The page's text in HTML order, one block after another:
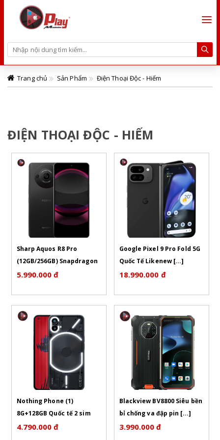
Trang chủ Sản Phẩm Điện Thoại Độc - Hiếm
ĐIỆN THOẠI ĐỘC - HIẾM
Sharp Aquos R8 Pro
(12GB/256GB) Snapdragon
8 Gen [...]
5.990.000 đ
TÌNH TRẠNG MÁY
- NGOẠI HÌNH ĐẸP TUYỂN
CHỌN ( Màn KHÔNG
CHẤM MỰC , KHÔNG ÁM
- GIÁ NGOÀI THỊ TRƯỜNG
RẺ HƠN SẼ LÀ HÀNG XẤU ,
HOẶC CHẤM MỰC , HOẶC
SẼ PHẢI MUA THÊM GÓI
BẢO HÀNH
- TẶNG KÈM SẠC NHANH
Google Pixel 9 Pro Fold 5G
Quốc Tế Likenew [...]
18.990.000 đ
PLAYMOBILE
CAM KẾT:
TÌNH TRẠNG MÁY
- MÁY MÀN HÌNH SÁNG
ĐẸP ( Màn KHÔNG CHẤM
MỰC , KHÔNG ÁM Ố )
- GIÁ NGOÀI THỊ TRƯỜNG
RẺ HƠN SẼ LÀ HÀNG XẤU ,
HOẶC CHẤM MỰC , HOẶC
SẼ PHẢI MUA THÊM GÓI
BẢO HÀNH
Nothing Phone (1)
8G+128GB Quốc tế 2 sim
Đẹp [...]
4.790.000 đ
Blackview BV8800 Siêu bền
bỉ chống va đập pin [...]
3.990.000 đ